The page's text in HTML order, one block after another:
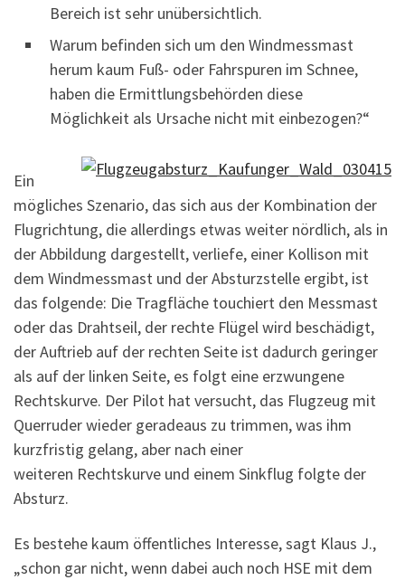
Bereich ist sehr unübersichtlich.
Warum befinden sich um den Windmessmast
herum kaum Fuß- oder Fahrspuren im Schnee,
haben die Ermittlungsbehörden diese
Möglichkeit als Ursache nicht mit einbezogen?“
Ein
mögliches Szenario, das sich aus der Kombination der
Flugrichtung, die allerdings etwas weiter nördlich, als in
der Abbildung dargestellt, verliefe, einer Kollison mit
dem Windmessmast und der Absturzstelle ergibt, ist
das folgende: Die Tragfläche touchiert den Messmast
oder das Drahtseil, der rechte Flügel wird beschädigt,
der Auftrieb auf der rechten Seite ist dadurch geringer
als auf der linken Seite, es folgt eine erzwungene
Rechtskurve. Der Pilot hat versucht, das Flugzeug mit
Querruder wieder geradeaus zu trimmen, was ihm
kurzfristig gelang, aber nach einer
weiteren Rechtskurve und einem Sinkflug folgte der
Absturz.
Es bestehe kaum öffentliches Interesse, sagt Klaus J.,
„schon gar nicht, wenn dabei auch noch HSE mit dem